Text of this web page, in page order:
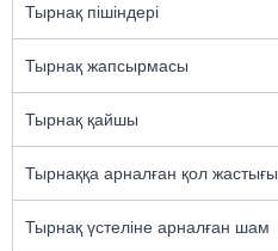
Тырнақ пішіндері
Тырнақ жапсырмасы
Тырнақ қайшы
Тырнаққа арналған қол жастығы
Тырнақ үстеліне арналған шам